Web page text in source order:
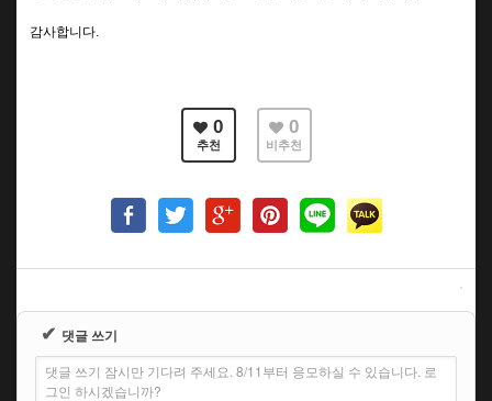
감사합니다.
0
추천
0
비추천
✔ 댓글 쓰기
댓글 쓰기 잠시만 기다려 주세요. 8/11부터 응모하실 수 있습니다. 로
그인 하시겠습니까?